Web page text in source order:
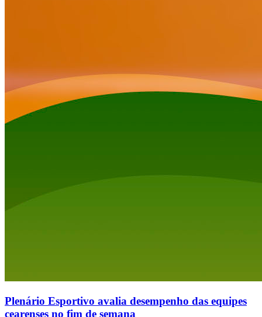
Plenário Esportivo avalia desempenho das equipes
cearenses no fim de semana